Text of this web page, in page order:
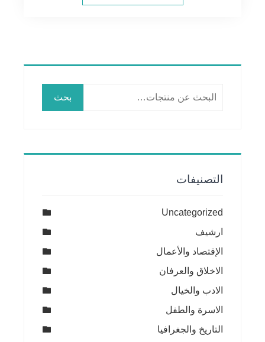
14.00$.
12.00$.
بحث
التصنيفات
Uncategorized
ارشيف
الإقتصاد والأعمال
الاخلاق والعرفان
الادب والخيال
الاسرة والطفل
التاريخ والجغرافيا